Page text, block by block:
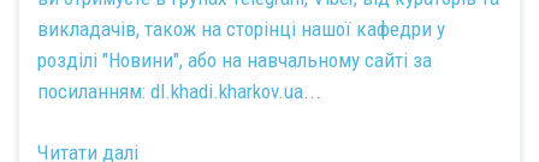
викладачів, також на сторінці нашої кафедри у
розділі "Новини", або на навчальному сайті за
посиланням: dl.khadi.kharkov.ua...
Читати далі